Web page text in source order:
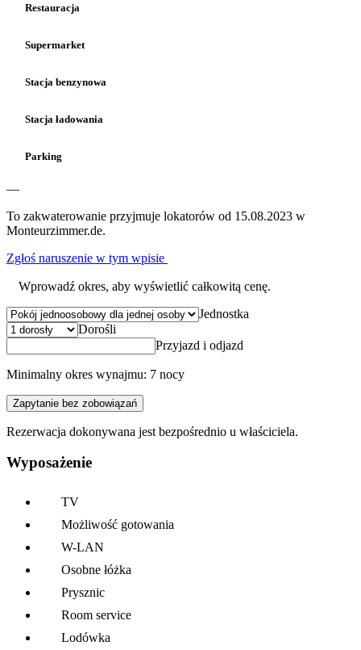
Restauracja
Supermarket
Stacja benzynowa
Stacja ładowania
Parking
—
To zakwaterowanie przyjmuje lokatorów od 15.08.2023 w
Monteurzimmer.de.
Zgłoś naruszenie w tym wpisie
Wprowadź okres, aby wyświetlić całkowitą cenę.
Jednostka
Dorośli
Przyjazd i odjazd
Minimalny okres wynajmu: 7 nocy
Zapytanie bez zobowiązań
Rezerwacja dokonywana jest bezpośrednio u właściciela.
Wyposażenie
TV
Możliwość gotowania
W-LAN
Osobne łóżka
Prysznic
Room service
Lodówka